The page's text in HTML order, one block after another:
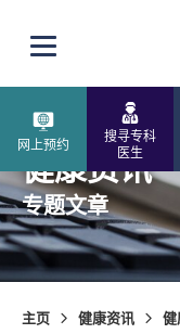
打开选单
网上预约
搜寻专科
医生
健康资讯
专题文章
主页 健康资讯
健